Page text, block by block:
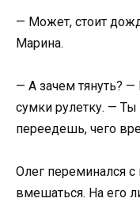
— Может, стоит
Марина.
— А зачем тянуть? —
сумки рулетку. —
переедешь, чего
Олег переминался с
вмешаться. На его